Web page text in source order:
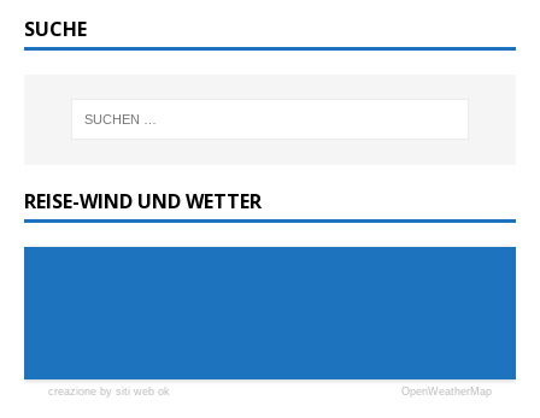
SUCHE
REISE-WIND UND WETTER
creazione by siti web ok OpenWeatherMap